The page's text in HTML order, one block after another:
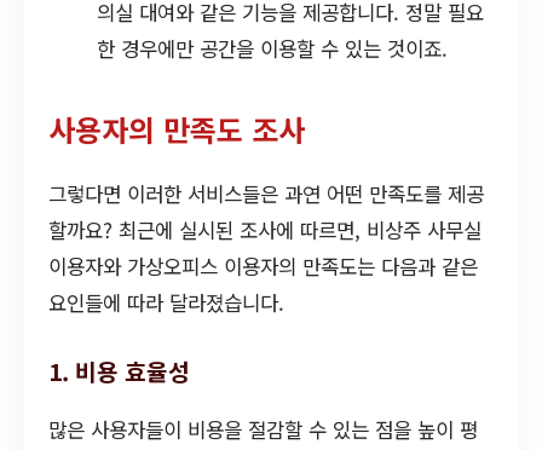
의실 대여와 같은 기능을 제공합니다. 정말 필요
한 경우에만 공간을 이용할 수 있는 것이죠.
사용자의 만족도 조사
그렇다면 이러한 서비스들은 과연 어떤 만족도를 제공
할까요? 최근에 실시된 조사에 따르면, 비상주 사무실
이용자와 가상오피스 이용자의 만족도는 다음과 같은
요인들에 따라 달라졌습니다.
1. 비용 효율성
많은 사용자들이 비용을 절감할 수 있는 점을 높이 평